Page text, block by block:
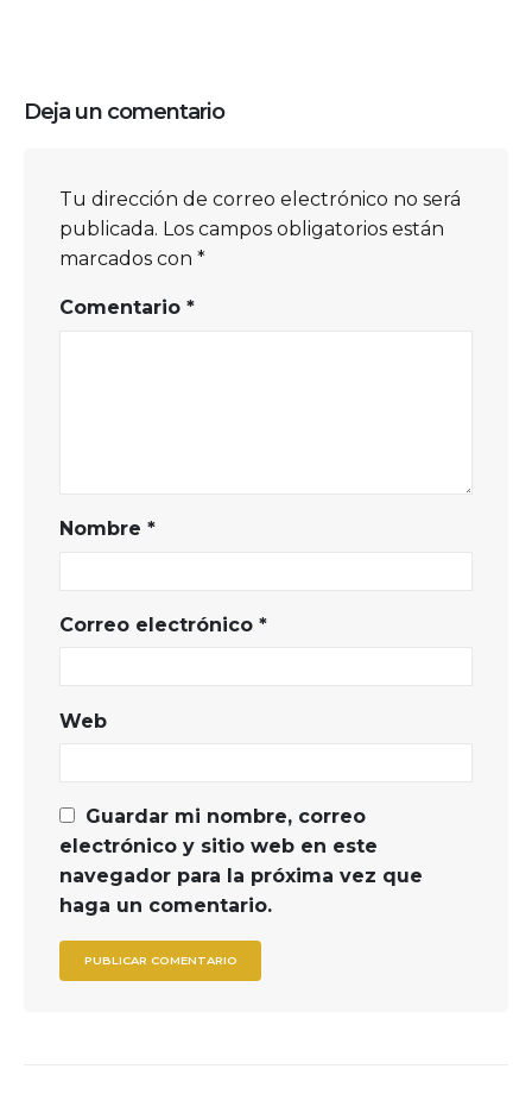
Deja un comentario
Tu dirección de correo electrónico no será
publicada. Los campos obligatorios están
marcados con *
Comentario *
Nombre *
Correo electrónico *
Web
Guardar mi nombre, correo
electrónico y sitio web en este
navegador para la próxima vez que
haga un comentario.